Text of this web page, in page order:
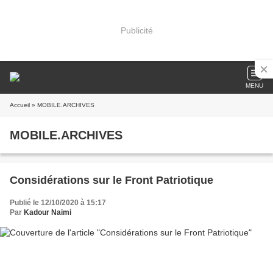
Publicité
MENU
Accueil » MOBILE.ARCHIVES
MOBILE.ARCHIVES
Considérations sur le Front Patriotique
Publié le 12/10/2020 à 15:17
Par Kadour Naimi